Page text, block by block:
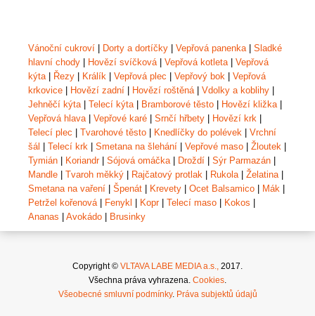
Vánoční cukroví Dorty a dortíčky Vepřová panenka| Sladké
hlavní chody
Hovězí svíčková| Vepřová kotleta| Vepřová
kýta| Řezy Králík Vepřová plec Vepřový bok
Vepřová
krkovice
Hovězí zadní Hovězí roštěná| Vdolky a koblihy
Jehněčí kýta| Telecí kýta| Bramborové těsto Hovězí kližka|
Vepřová hlava| Vepřové karé Srnčí hřbety Hovězí krk
Telecí plec
Tvarohové těsto Knedlíčky do polévek
Vrchní
šál
Telecí krk Smetana na šlehání Vepřové maso Žloutek
Tymián
Koriandr| Sójová omáčka| Droždí Sýr Parmazán
Mandle
Tvaroh měkký Rajčatový protlak Rukola| Želatina|
Smetana na vaření
Špenát Krevety Ocet Balsamico Mák
Petržel kořenová| Fenykl Kopr| Telecí maso Kokos
Ananas
Avokádo Brusinky
Copyright © VLTAVA LABE MEDIA a.s., 2017.
Všechna práva vyhrazena. Cookies.
Všeobecné smluvní podmínky. Práva subjektů údajů